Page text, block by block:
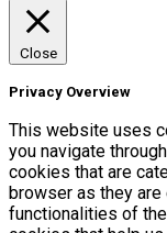
Close
Privacy Overview
This website uses
you navigate
cookies that are
browser as they
functionalities of